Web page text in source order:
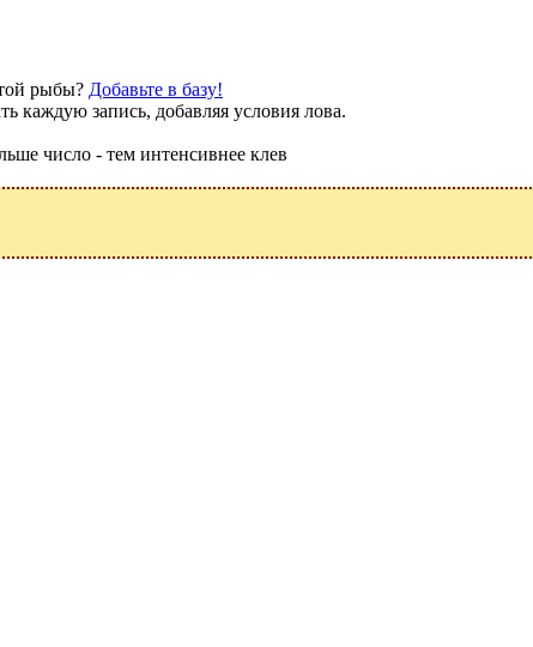
рыбы? Добавьте в базу!
каждую запись, добавляя условия лова.
число - тем интенсивнее клев